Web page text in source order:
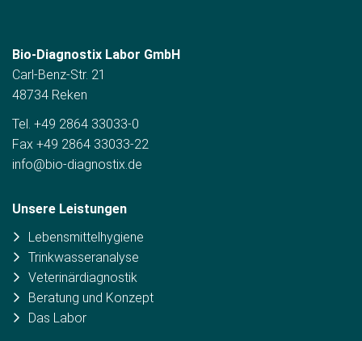
Bio-Diagnostix Labor GmbH
Carl-Benz-Str. 21
48734 Reken
Tel. +49 2864 33033-0
Fax +49 2864 33033-22
info@bio-diagnostix.de
Unsere Leistungen
Lebensmittelhygiene
Trinkwasseranalyse
Veterinärdiagnostik
Beratung und Konzept
Das Labor